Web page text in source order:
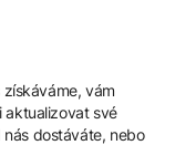
získáváme, vám
aktualizovat své
dostáváte, nebo